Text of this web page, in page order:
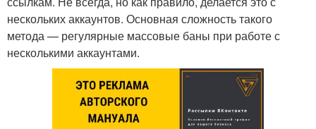
нескольких аккаунтов. Основная сложность такого
метода — регулярные массовые баны при работе с
несколькими аккаунтами.